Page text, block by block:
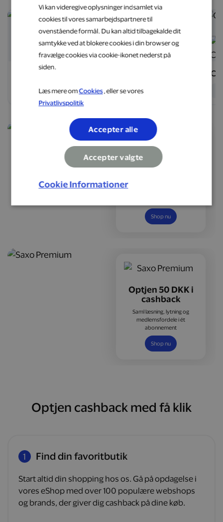
75 DKK
eShop eShop
Optjen 6 % i
Shop nu
Optjen 50 DKK i
cashback
Saml læsning, lytning og
medlemsfordele i ét
abonnement
Shop nu
Optjen cashback med få klik
1 Find din favoritbutik
Start altid din shopping hos os. Gå på opdagelse i
vores eShop med over 100 populære webshops
og brands, der giver dig cashback på dine køb.
Vi kan videregive oplysninger indsamlet via
cookies til vores samarbejdspartnere til
ovenstående formål. Du kan altid tilbagekalde dit
samtykke ved at blokere cookies i din browser og
fravælge cookies via cookie-ikonet nederst på
siden.
Læs mere omCookies, eller se vores
Privatlivspolitik
Accepter alle
Accepter valgte
Cookie Informationer